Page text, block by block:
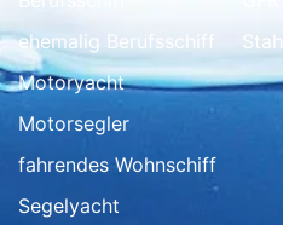
ehemalig Berufsschiff
Motoryacht
Motorsegler
fahrendes Wohnschiff
Segelyacht
Stahl